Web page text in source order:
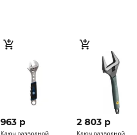
963 p
Ключ разводной
2 803 p
Ключ разводной